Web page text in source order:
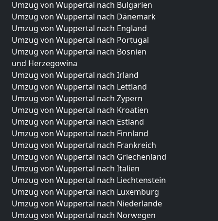
Umzug von Wuppertal nach Bulgarien
Umzug von Wuppertal nach Dänemark
Umzug von Wuppertal nach England
Umzug von Wuppertal nach Portugal
Umzug von Wuppertal nach Bosnien
und Herzegowina
Umzug von Wuppertal nach Irland
Umzug von Wuppertal nach Lettland
Umzug von Wuppertal nach Zypern
Umzug von Wuppertal nach Kroatien
Umzug von Wuppertal nach Estland
Umzug von Wuppertal nach Finnland
Umzug von Wuppertal nach Frankreich
Umzug von Wuppertal nach Griechenland
Umzug von Wuppertal nach Italien
Umzug von Wuppertal nach Liechtenstein
Umzug von Wuppertal nach Luxemburg
Umzug von Wuppertal nach Niederlande
Umzug von Wuppertal nach Norwegen